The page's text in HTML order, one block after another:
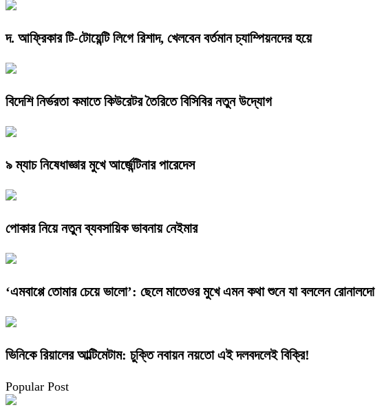
দ. আফ্রিকার টি-টোয়েন্টি লিগে রিশাদ, খেলবেন বর্তমান চ্যাম্পিয়নদের হয়ে
বিদেশি নির্ভরতা কমাতে কিউরেটর তৈরিতে বিসিবির নতুন উদ্যোগ
৯ ম্যাচ নিষেধাজ্ঞার মুখে আর্জেন্টিনার পারেদেস
পোকার নিয়ে নতুন ব্যবসায়িক ভাবনায় নেইমার
‘এমবাপ্পে তোমার চেয়ে ভালো’: ছেলে মাতেওর মুখে এমন কথা শুনে যা বললেন রোনালদো
ভিনিকে রিয়ালের আল্টিমেটাম: চুক্তি নবায়ন নয়তো এই দলবদলেই বিক্রি!
Popular Post